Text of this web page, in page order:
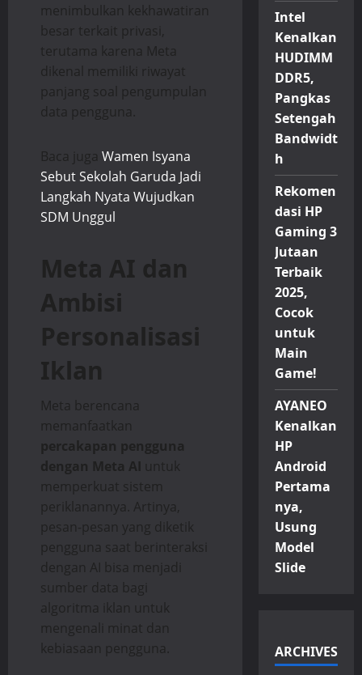
menimbulkan kekhawatiran
besar terkait privasi,
terutama karena Meta
dikenal memiliki riwayat
panjang soal pengumpulan
data pengguna.
Baca juga Wamen Isyana
Sebut Sekolah Garuda Jadi
Langkah Nyata Wujudkan
SDM Unggul
Meta AI dan
Ambisi
Personalisasi
Iklan
Meta berencana
memanfaatkan
percakapan pengguna
dengan Meta AI untuk
memperkuat sistem
periklanannya. Artinya,
pesan-pesan yang diketik
pengguna saat berinteraksi
dengan AI bisa menjadi
sumber data bagi
algoritma iklan untuk
mengenali minat dan
kebiasaan pengguna.
Intel
Kenalkan
HUDIMM
DDR5,
Pangkas
Setengah
Bandwidt
h
Rekomen
dasi HP
Gaming 3
Jutaan
Terbaik
2025,
Cocok
untuk
Main
Game!
AYANEO
Kenalkan
HP
Android
Pertama
nya,
Usung
Model
Slide
ARCHIVES